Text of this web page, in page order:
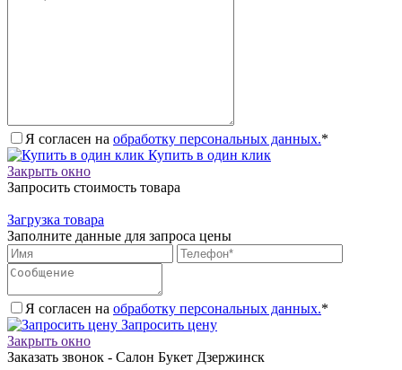
Я согласен на обработку персональных данных.*
Купить в один клик
Закрыть окно
Запросить стоимость товара
Загрузка товара
Заполните данные для запроса цены
Я согласен на обработку персональных данных.*
Запросить цену
Закрыть окно
Заказать звонок - Салон Букет Дзержинск